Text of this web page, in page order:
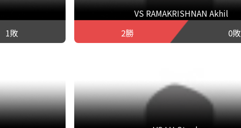
1敗
VS RAMAKRISHNAN Akhil
2勝
0敗